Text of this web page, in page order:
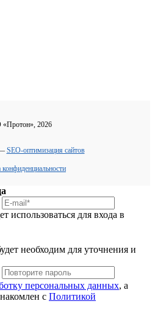
2026
SEO-оптимизация сайтов
использоваться для входа в
необходим для уточнения и
персональных данных, а
с Политикой